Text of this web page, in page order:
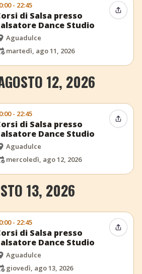
- 22:45
di Salsa presso
Dance Studio
Aguadulce
martedì, ago 11, 2026
12, 2026
- 22:45
di Salsa presso
Dance Studio
Aguadulce
mercoledì, ago 12, 2026
13, 2026
- 22:45
di Salsa presso
Dance Studio
Aguadulce
giovedì, ago 13, 2026